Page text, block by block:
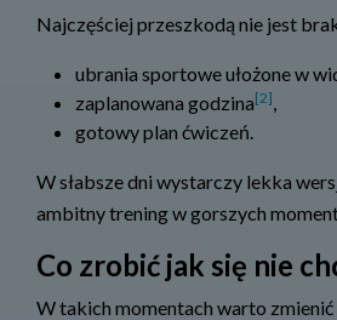
Najczęściej przeszkodą nie jest
ubrania sportowe ułożone w
zaplanowana godzina[2]
gotowy plan ćwiczeń.
W słabsze dni wystarczy lekka
ambitny trening w gorszych
Co zrobić jak się nie
W takich momentach warto